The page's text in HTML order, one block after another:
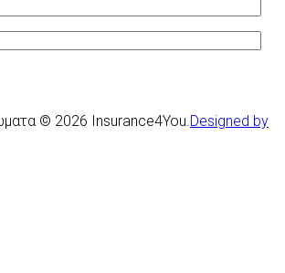
© 2026 Insurance4You.Designed by